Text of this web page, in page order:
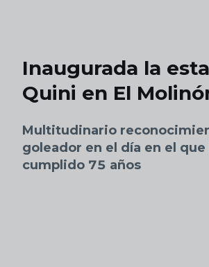
Inaugurada la
Quini en El
Multitudinario
goleador en el día en el que
cumplido 75 años